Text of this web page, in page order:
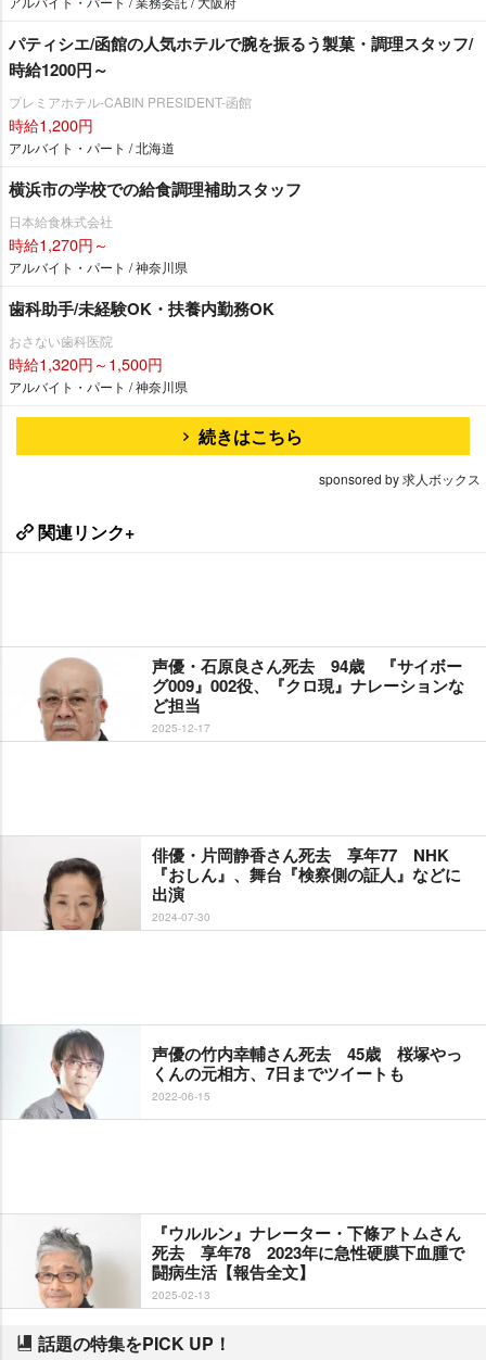
パティシエ/函館の人気ホテルで腕を振るう製菓・調理スタッフ/
時給1200円～
プレミアホテル-CABIN PRESIDENT-函館
時給1,200円
アルバイト・パート / 北海道
横浜市の学校での給食調理補助スタッフ
日本給食株式会社
時給1,270円～
アルバイト・パート / 神奈川県
歯科助手/未経験OK・扶養内勤務OK
おさない歯科医院
時給1,320円～1,500円
アルバイト・パート / 神奈川県
続きはこちら
sponsored by 求人ボックス
関連リンク+
声優・石原良さん死去 94歳 『サイボー
グ009』002役、『クロ現』ナレーションな
ど担当
2025-12-17
俳優・片岡静香さん死去 享年77 NHK
『おしん』、舞台『検察側の証人』などに
出演
2024-07-30
声優の竹内幸輔さん死去 45歳 桜塚やっ
くんの元相方、7日までツイートも
2022-06-15
『ウルルン』ナレーター・下條アトムさん
死去 享年78 2023年に急性硬膜下血腫で
闘病生活【報告全文】
2025-02-13
話題の特集をPICK UP！